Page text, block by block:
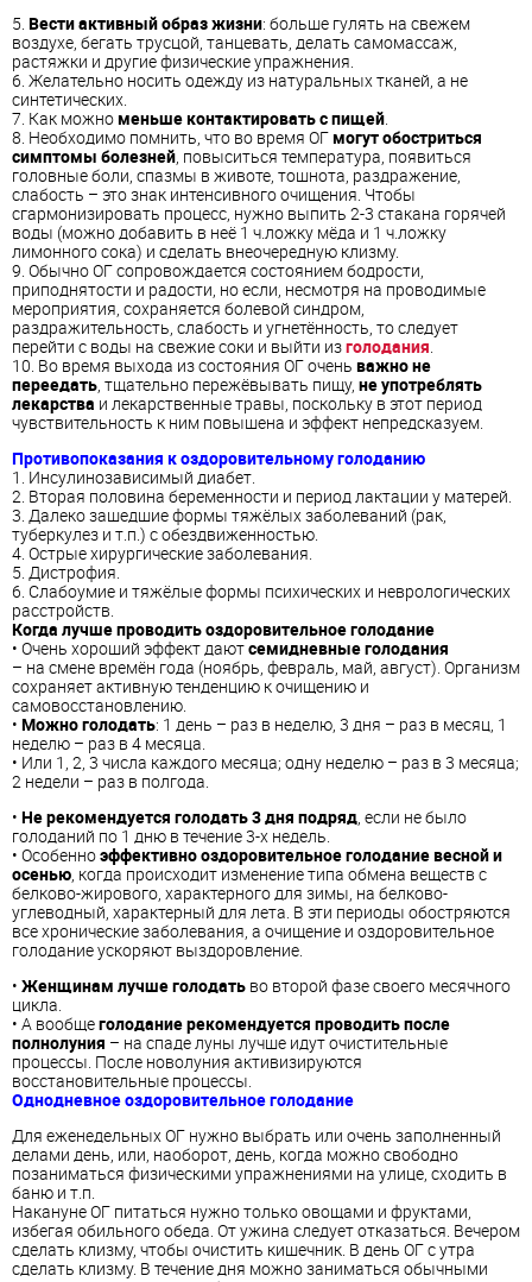
5. Вести активный образ жизни: больше гулять на свежем
воздухе, бегать трусцой, танцевать, делать самомассаж,
растяжки и другие физические упражнения.
6. Желательно носить одежду из натуральных тканей, а не
синтетических.
7. Как можноменьше контактировать с пищей.
8. Необходимо помнить, что во время ОГмогут обостриться
симптомы болезней, повыситься температура, появиться
головные боли, спазмы в животе, тошнота, раздражение,
слабость – это знак интенсивного очищения. Чтобы
сгармонизировать процесс, нужно выпить 2-3 стакана горячей
воды (можно добавить в неё 1 ч.ложку мёда и 1 ч.ложку
лимонного сока) и сделать внеочередную клизму.
9. Обычно ОГ сопровождается состоянием бодрости,
приподнятости и радости, но если, несмотря на проводимые
мероприятия, сохраняется болевой синдром,
раздражительность, слабость и угнетённость, то следует
перейти с воды на свежие соки и выйти изголодания.
10. Во время выхода из состояния ОГ очень важно не
переедать, тщательно пережёвывать пищу, не употреблять
лекарства и лекарственные травы, поскольку в этот период
чувствительность к ним повышена и эффект непредсказуем.
Противопоказания к оздоровительному голоданию
1. Инсулинозависимый диабет.
2. Вторая половина беременности и период лактации у матерей.
3. Далеко зашедшие формы тяжёлых заболеваний (рак,
туберкулез и т.п.) с обездвиженностью.
4. Острые хирургические заболевания.
5. Дистрофия.
6. Слабоумие и тяжёлые формы психических и неврологических
расстройств.
Когда лучше проводить оздоровительное голодание
• Очень хороший эффект даютсемидневные голодания
– на смене времён года (ноябрь, февраль, май, август). Организм
сохраняет активную тенденцию к очищению и
самовосстановлению.
• Можно голодать: 1 день – раз в неделю, 3 дня – раз в месяц, 1
неделю – раз в 4 месяца.
• Или 1, 2, 3 числа каждого месяца; одну неделю – раз в 3 месяца;
2 недели – раз в полгода.
• Не рекомендуется голодать 3 дня подряд, если не было
голоданий по 1 дню в течение 3-х недель.
• Особенноэффективно оздоровительное голодание весной и
осенью, когда происходит изменение типа обмена веществ с
белково-жирового, характерного для зимы, на белково-
углеводный, характерный для лета. В эти периоды обостряются
все хронические заболевания, а очищение и оздоровительное
голодание ускоряют выздоровление.
• Женщинам лучше голодать во второй фазе своего месячного
цикла.
• А вообщеголодание рекомендуется проводить после
полнолуния – на спаде луны лучше идут очистительные
процессы. После новолуния активизируются
восстановительные процессы.
Однодневное оздоровительное голодание
Для еженедельных ОГ нужно выбрать или очень заполненный
делами день, или, наоборот, день, когда можно свободно
позаниматься физическими упражнениями на улице, сходить в
баню и т.п.
Накануне ОГ питаться нужно только овощами и фруктами,
избегая обильного обеда. От ужина следует отказаться. Вечером
сделать клизму, чтобы очистить кишечник. В день ОГ с утра
сделать клизму. В течение дня можно заниматься обычными